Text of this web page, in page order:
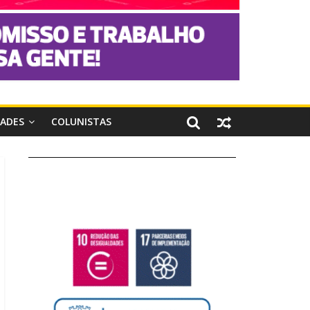
COLUNISTAS